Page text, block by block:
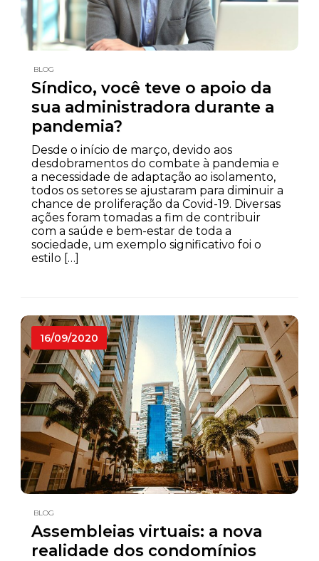
BLOG
Síndico, você teve o apoio da
sua administradora durante a
pandemia?
Desde o início de março, devido aos
desdobramentos do combate à pandemia e
a necessidade de adaptação ao isolamento,
todos os setores se ajustaram para diminuir a
chance de proliferação da Covid-19. Diversas
ações foram tomadas a fim de contribuir
com a saúde e bem-estar de toda a
sociedade, um exemplo significativo foi o
estilo […]
16/09/2020
BLOG
Assembleias virtuais: a nova
realidade dos condomínios